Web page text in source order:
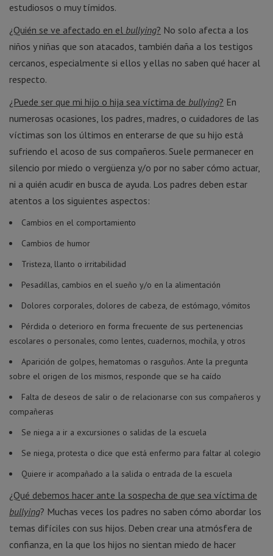
estudiosos o muy tímidos.
¿Quién se ve afectado en el bullying? No solo afecta a los
niños y niñas que son atacados, también daña a los testigos
cercanos, especialmente si ellos y ellas no saben qué hacer al
respecto.
¿Puede ser que mi hijo o hija sea víctima de bullying? En
numerosas ocasiones, los padres, madres, o cuidadores de las
víctimas son los últimos en enterarse de que su hijo está
sufriendo el acoso de sus compañeros. Suele permanecer en
silencio por miedo o vergüenza y/o por no saber cómo actuar,
ni a quién acudir en busca de ayuda. Los padres deben estar
atentos a los siguientes aspectos:
Cambios en el comportamiento
Cambios de humor
Tristeza, llanto o irritabilidad
Pesadillas, cambios en el sueño y/o en la alimentación
Dolores corporales, dolores de cabeza, de estómago, vómitos
Pérdida o deterioro en forma frecuente de sus pertenencias
escolares o personales, como lentes, cuadernos, mochila, y otros
Aparición de golpes, hematomas o rasguños. Ante la pregunta
sobre el origen de los mismos, responde que se ha caído
Falta de deseos de salir o de relacionarse con sus compañeros y
compañeras
Se niega a ir a excursiones o salidas de la escuela
Se niega, protesta o dice que está enfermo para faltar al colegio
Quiere ir acompañado a la salida o entrada de la escuela
¿Qué debemos hacer ante la sospecha de que sea víctima de
bullying? Muchas veces los padres no saben cómo abordar los
temas difíciles con sus hijos. Deben crear una atmósfera de
confianza, en la que los hijos no sientan miedo de hacer